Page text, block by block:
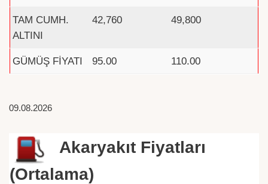
TAM CUMH.
ALTINI
42,760 49,800
GÜMÜŞ FİYATI 95.00 110.00
09.08.2026
Akaryakıt Fiyatları
(Ortalama)